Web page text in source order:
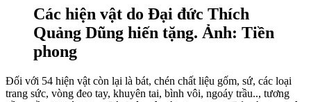
Các hiện vật do Đại đức Thích
Quảng Dũng hiến tặng. Ảnh: Tiền
phong
Đối với 54 hiện vật còn lại là bát, chén chất liệu gốm, sứ, các loại
trang sức, vòng đeo tay, khuyên tai, bình vôi, ngoáy trầu.., tương